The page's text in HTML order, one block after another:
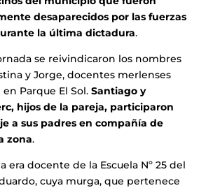
desaparecidos por las fuerzas
la última dictadura.
se reivindicaron los nombres
y Jorge, docentes merlenses
Parque El Sol. Santiago y
hijos de la pareja, participaron
a sus padres en compañía de
zona.
era docente de la Escuela Nº 25 del
cuya murga, que pertenece